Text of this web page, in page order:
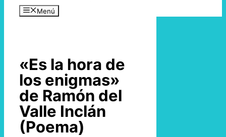
Menú
«Es la hora de
los enigmas»
de Ramón del
Valle Inclán
(Poema)